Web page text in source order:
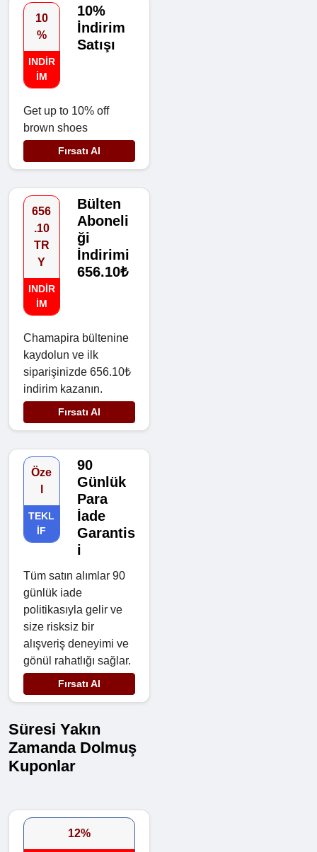
10
%
INDIR
IM
10%
İndirim
Satışı
Get up to 10% off
brown shoes
Fırsatı Al
656
.10
TR
Y
INDIR
IM
Bülten
Aboneli
ği
İndirimi
656.10₺
Chamapira bültenine
kaydolun ve ilk
siparişinizde 656.10₺
indirim kazanın.
Fırsatı Al
Öze
TEKL
IF
90
Günlük
Para
İade
Garantis
i
Tüm satın alımlar 90
günlük iade
politikasıyla gelir ve
size risksiz bir
alışveriş deneyimi ve
gönül rahatlığı sağlar.
Fırsatı Al
Süresi Yakın
Zamanda Dolmuş
Kuponlar
12%